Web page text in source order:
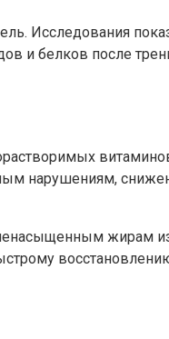
Исследования
и белков после
витаминов
нарушениям,
жирам